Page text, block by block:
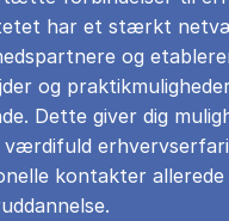
har et stærkt
og
og
Dette giver dig
værdifuld
kontakter allerede